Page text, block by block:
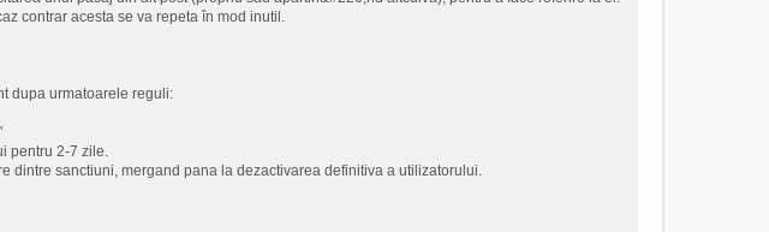
contrar acesta se va repeta în mod inutil.
dupa urmatoarele reguli:
pentru 2-7 zile.
dintre sanctiuni, mergand pana la dezactivarea definitiva a utilizatorului.